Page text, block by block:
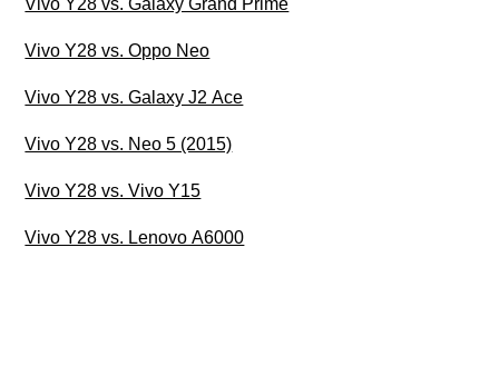
Vivo Y28 vs. Galaxy Grand Prime
Vivo Y28 vs. Oppo Neo
Vivo Y28 vs. Galaxy J2 Ace
Vivo Y28 vs. Neo 5 (2015)
Vivo Y28 vs. Vivo Y15
Vivo Y28 vs. Lenovo A6000